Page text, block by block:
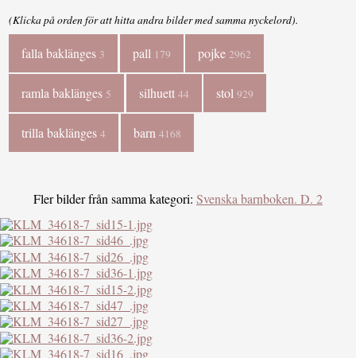
(Klicka på orden för att hitta andra bilder med samma nyckelord).
falla baklänges 3 pall 179 pojke 2962
ramla baklänges 5 silhuett 44 stol 929
trilla baklänges4 barn 4168
Fler bilder från samma kategori: Svenska barnboken. D. 2